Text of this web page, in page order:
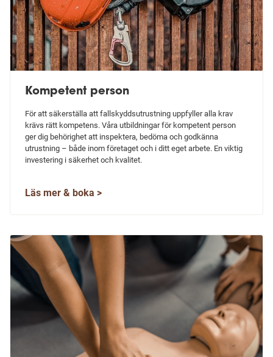
Kompetent person
För att säkerställa att fallskyddsutrustning uppfyller alla krav
krävs rätt kompetens. Våra utbildningar för kompetent person
ger dig behörighet att inspektera, bedöma och godkänna
utrustning – både inom företaget och i ditt eget arbete. En viktig
investering i säkerhet och kvalitet.
Läs mer & boka >